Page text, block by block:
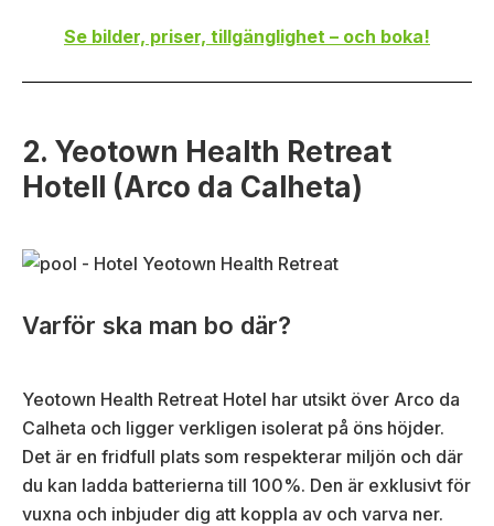
Se bilder, priser, tillgänglighet – och boka!
2. Yeotown Health Retreat
Hotell (Arco da Calheta)
Varför ska man bo där?
Yeotown Health Retreat Hotel har utsikt över Arco da
Calheta och ligger verkligen isolerat på öns höjder.
Det är en fridfull plats som respekterar miljön och där
du kan ladda batterierna till 100%. Den är exklusivt för
vuxna och inbjuder dig att koppla av och varva ner.